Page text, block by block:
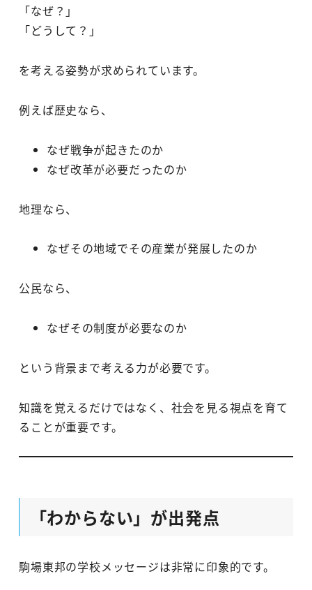
「なぜ？」
「どうして？」
を考える姿勢が求められています。
例えば歴史なら、
なぜ戦争が起きたのか
なぜ改革が必要だったのか
地理なら、
なぜその地域でその産業が発展したのか
公民なら、
なぜその制度が必要なのか
という背景まで考える力が必要です。
知識を覚えるだけではなく、社会を見る視点を育て
ることが重要です。
「わからない」が出発点
駒場東邦の学校メッセージは非常に印象的です。